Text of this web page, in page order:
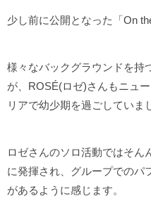
少し前に公開となった「On
様々なバックグラウンドを持
が、ROSÉ(ロゼ)さんもニュ
リアで幼少期を過ごしていま
ロゼさんのソロ活動ではそん
に発揮され、グループでのパ
があるように感じます。